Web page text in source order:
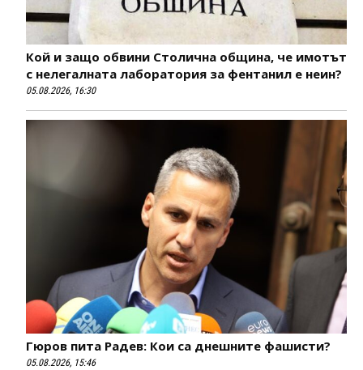
Кой и защо обвини Столична община, че имотът
с нелегалната лаборатория за фентанил е неин?
05.08.2026, 16:30
Гюров пита Радев: Кои са днешните фашисти?
05.08.2026, 15:46